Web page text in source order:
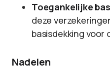
Toegankelijke
deze
basisdekking voor
Nadelen